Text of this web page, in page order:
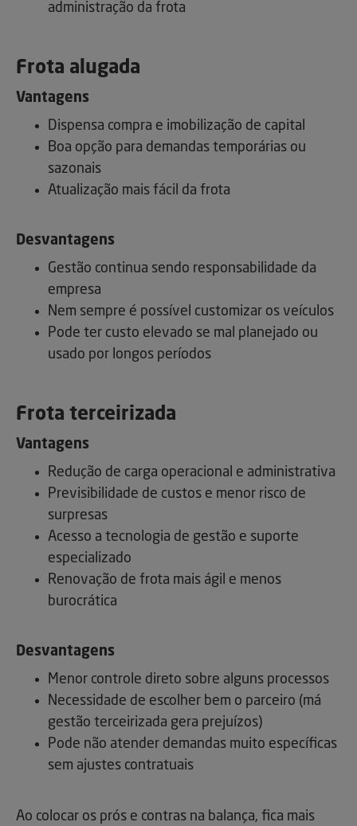
administração da frota
Frota alugada
Vantagens
Dispensa compra e imobilização de capital
Boa opção para demandas temporárias ou
sazonais
Atualização mais fácil da frota
Desvantagens
Gestão continua sendo responsabilidade da
empresa
Nem sempre é possível customizar os veículos
Pode ter custo elevado se mal planejado ou
usado por longos períodos
Frota terceirizada
Vantagens
Redução de carga operacional e administrativa
Previsibilidade de custos e menor risco de
surpresas
Acesso a tecnologia de gestão e suporte
especializado
Renovação de frota mais ágil e menos
burocrática
Desvantagens
Menor controle direto sobre alguns processos
Necessidade de escolher bem o parceiro (má
gestão terceirizada gera prejuízos)
Pode não atender demandas muito específicas
sem ajustes contratuais
Ao colocar os prós e contras na balança, fica mais